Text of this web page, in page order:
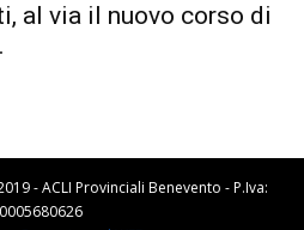
al via il nuovo corso di
- ACLI Provinciali Benevento - P.Iva: